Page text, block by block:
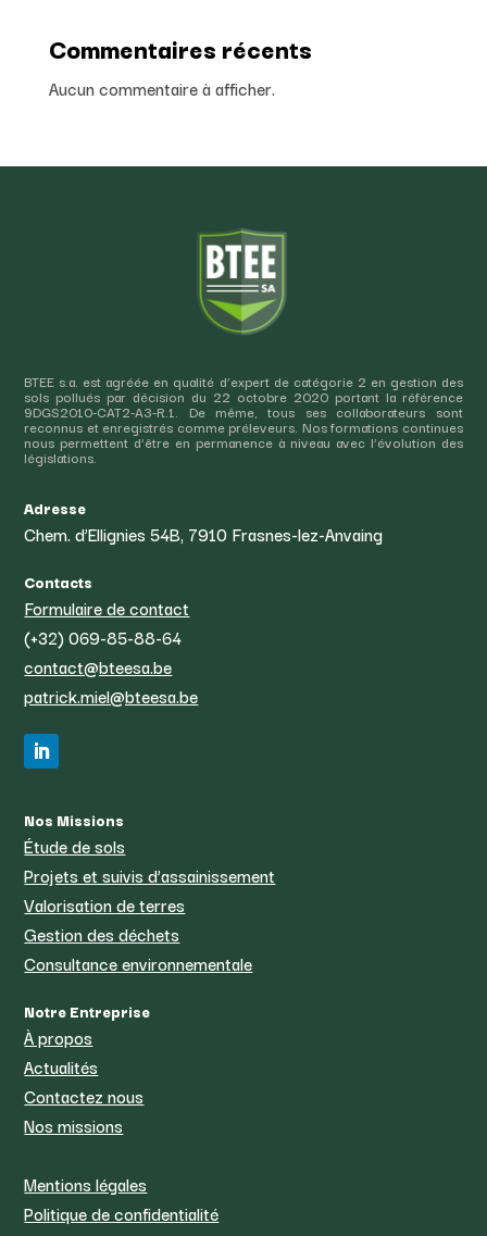
Commentaires récents
Aucun commentaire à afficher.
BTEE s.a. est agréée en qualité d’expert de catégorie 2 en gestion des
sols pollués par décision du 22 octobre 2020 portant la référence
9DGS2010-CAT2-A3-R.1. De même, tous ses collaborateurs sont
reconnus et enregistrés comme préleveurs. Nos formations continues
nous permettent d’être en permanence à niveau avec l’évolution des
législations.
Adresse
Chem. d’Ellignies 54B, 7910 Frasnes-lez-Anvaing
Contacts
Formulaire de contact
(+32) 069-85-88-64
contact@bteesa.be
patrick.miel@bteesa.be
Nos Missions
Étude de sols
Projets et suivis d’assainissement
Valorisation de terres
Gestion des déchets
Consultance environnementale
Notre Entreprise
À propos
Actualités
Contactez nous
Nos missions
Mentions légales
Politique de confidentialité